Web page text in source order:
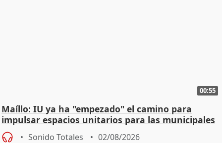
00:55
Maíllo: IU ya ha "empezado" el camino para
impulsar espacios unitarios para las municipales
Sonido Totales 02/08/2026